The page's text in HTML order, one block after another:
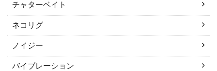
チャターベイト
ネコリグ
ノイジー
バイブレーション